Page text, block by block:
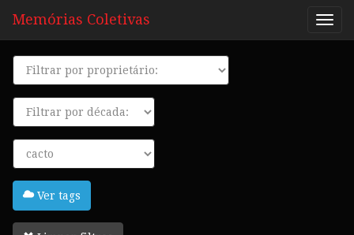
Memórias Coletivas
Proprietário
Década
Tags
Ver tags